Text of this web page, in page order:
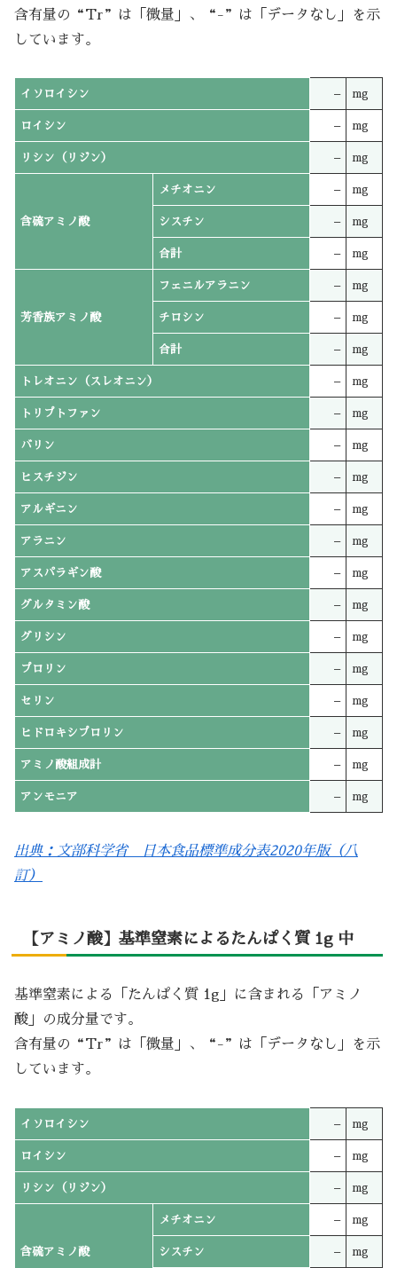
含有量の“Tr”は「微量」、“-”は「データなし」を示
しています。
イソロイシン – mg
ロイシン – mg
リシン（リジン） – mg
含硫アミノ酸
メチオニン – mg
シスチン – mg
合計 – mg
芳香族アミノ酸
フェニルアラニン – mg
チロシン – mg
合計 – mg
トレオニン（スレオニン） – mg
トリプトファン – mg
バリン – mg
ヒスチジン – mg
アルギニン – mg
アラニン – mg
アスパラギン酸 – mg
グルタミン酸 – mg
グリシン – mg
プロリン – mg
セリン – mg
ヒドロキシプロリン – mg
アミノ酸組成計 – mg
アンモニア – mg
出典：文部科学省 日本食品標準成分表2020年版（八
訂）
【アミノ酸】基準窒素によるたんぱく質 1g 中
基準窒素による「たんぱく質 1g」に含まれる「アミノ
酸」の成分量です。
含有量の“Tr”は「微量」、“-”は「データなし」を示
しています。
イソロイシン – mg
ロイシン – mg
リシン（リジン） – mg
含硫アミノ酸
メチオニン – mg
シスチン – mg